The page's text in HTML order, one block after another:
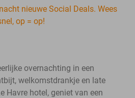
nieuwe Social Deals. Wees
op = op!
overnachting in een
welkomstdrankje en late
Havre hotel, geniet van een